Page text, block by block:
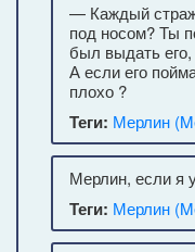
— Каждый
под носом? Ты
был выдать
А если его
плохо ?
Теги: Мерлин
Мерлин, если я
Теги: Мерлин